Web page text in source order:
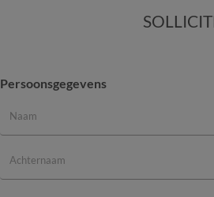
Persoonsgegevens